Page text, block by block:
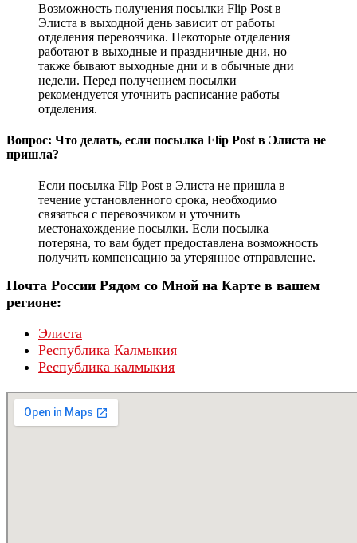
Возможность получения посылки Flip Post в
Элиста в выходной день зависит от работы
отделения перевозчика. Некоторые отделения
работают в выходные и праздничные дни, но
также бывают выходные дни и в обычные дни
недели. Перед получением посылки
рекомендуется уточнить расписание работы
отделения.
Вопрос: Что делать, если посылка Flip Post в Элиста не
пришла?
Если посылка Flip Post в Элиста не пришла в
течение установленного срока, необходимо
связаться с перевозчиком и уточнить
местонахождение посылки. Если посылка
потеряна, то вам будет предоставлена возможность
получить компенсацию за утерянное отправление.
Почта России Рядом со Мной на Карте в вашем
регионе:
Элиста
Республика Калмыкия
Республика калмыкия